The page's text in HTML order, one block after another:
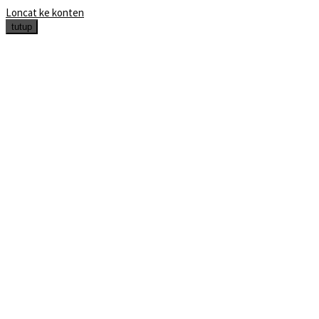
Loncat ke konten
tutup